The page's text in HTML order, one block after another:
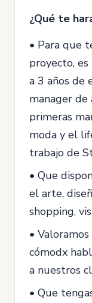
¿Qué te
• Para que
proyecto,
a 3 años de
manager
primeras
moda y el
trabajo de
• Que
el arte,
shopping,
•
cómodx
a nuestros
• Que